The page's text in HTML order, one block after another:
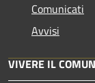
Comunicati
Avvisi
VIVERE IL